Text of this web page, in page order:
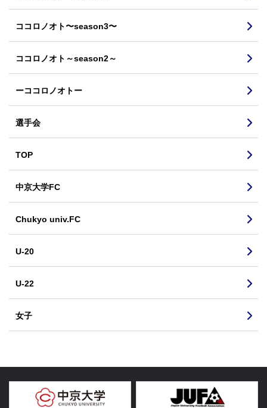
ココロノオト〜season3〜
ココロノオト～season2～
ーココロノオトー
選手会
TOP
中京大学FC
Chukyo univ.FC
U-20
U-22
女子